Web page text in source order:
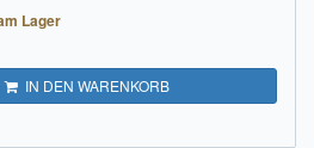
Lager
IN DEN WARENKORB